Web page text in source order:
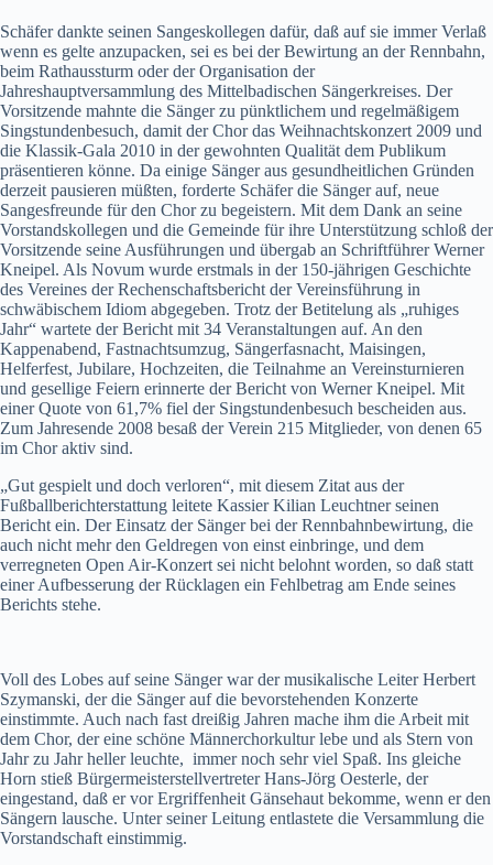
Schäfer dankte seinen Sangeskollegen dafür, daß auf sie immer Verlaß
wenn es gelte anzupacken, sei es bei der Bewirtung an der Rennbahn,
beim Rathaussturm oder der Organisation der
Jahreshauptversammlung des Mittelbadischen Sängerkreises. Der
Vorsitzende mahnte die Sänger zu pünktlichem und regelmäßigem
Singstundenbesuch, damit der Chor das Weihnachtskonzert 2009 und
die Klassik-Gala 2010 in der gewohnten Qualität dem Publikum
präsentieren könne. Da einige Sänger aus gesundheitlichen Gründen
derzeit pausieren müßten, forderte Schäfer die Sänger auf, neue
Sangesfreunde für den Chor zu begeistern. Mit dem Dank an seine
Vorstandskollegen und die Gemeinde für ihre Unterstützung schloß der
Vorsitzende seine Ausführungen und übergab an Schriftführer Werner
Kneipel. Als Novum wurde erstmals in der 150-jährigen Geschichte
des Vereines der Rechenschaftsbericht der Vereinsführung in
schwäbischem Idiom abgegeben. Trotz der Betitelung als „ruhiges
Jahr“ wartete der Bericht mit 34 Veranstaltungen auf. An den
Kappenabend, Fastnachtsumzug, Sängerfasnacht, Maisingen,
Helferfest, Jubilare, Hochzeiten, die Teilnahme an Vereinsturnieren
und gesellige Feiern erinnerte der Bericht von Werner Kneipel. Mit
einer Quote von 61,7% fiel der Singstundenbesuch bescheiden aus.
Zum Jahresende 2008 besaß der Verein 215 Mitglieder, von denen 65
im Chor aktiv sind.
„Gut gespielt und doch verloren“, mit diesem Zitat aus der
Fußballberichterstattung leitete Kassier Kilian Leuchtner seinen
Bericht ein. Der Einsatz der Sänger bei der Rennbahnbewirtung, die
auch nicht mehr den Geldregen von einst einbringe, und dem
verregneten Open Air-Konzert sei nicht belohnt worden, so daß statt
einer Aufbesserung der Rücklagen ein Fehlbetrag am Ende seines
Berichts stehe.
Voll des Lobes auf seine Sänger war der musikalische Leiter Herbert
Szymanski, der die Sänger auf die bevorstehenden Konzerte
einstimmte. Auch nach fast dreißig Jahren mache ihm die Arbeit mit
dem Chor, der eine schöne Männerchorkultur lebe und als Stern von
Jahr zu Jahr heller leuchte, immer noch sehr viel Spaß. Ins gleiche
Horn stieß Bürgermeisterstellvertreter Hans-Jörg Oesterle, der
eingestand, daß er vor Ergriffenheit Gänsehaut bekomme, wenn er den
Sängern lausche. Unter seiner Leitung entlastete die Versammlung die
Vorstandschaft einstimmig.